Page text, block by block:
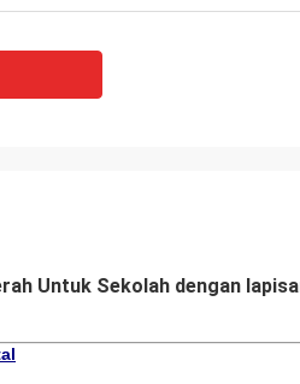
Untuk Sekolah dengan